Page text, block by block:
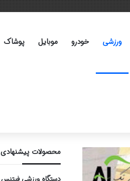
ورزشی خودرو موبایل پوشاک
محصولات پیشنهادی